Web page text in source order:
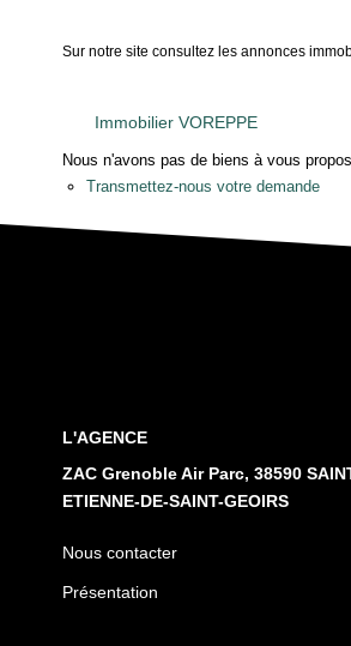
Sur notre site consultez les annonces
Immobilier VOREPPE
Nous n'avons pas de biens à vous
Transmettez-nous votre demande
L'AGENCE
ZAC Grenoble Air Parc, 38590
ETIENNE-DE-SAINT-GEOIRS
Nous contacter
Présentation